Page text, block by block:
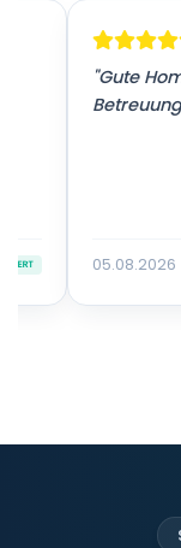
"Gute
05.08.2026